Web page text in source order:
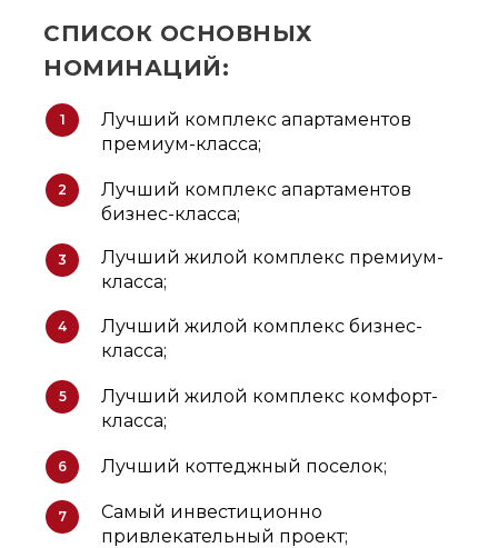
СПИСОК ОСНОВНЫХ
НОМИНАЦИЙ:
Самый инвестиционно
привлекательный проект;
7
Лучший коттеджный поселок;
6
Лучший жилой комплекс комфорт-
класса;
5
Лучший жилой комплекс бизнес-
класса;
4
Лучший жилой комплекс премиум-
класса;
3
Лучший комплекс апартаментов
бизнес-класса;
2
Лучший комплекс апартаментов
премиум-класса;
1